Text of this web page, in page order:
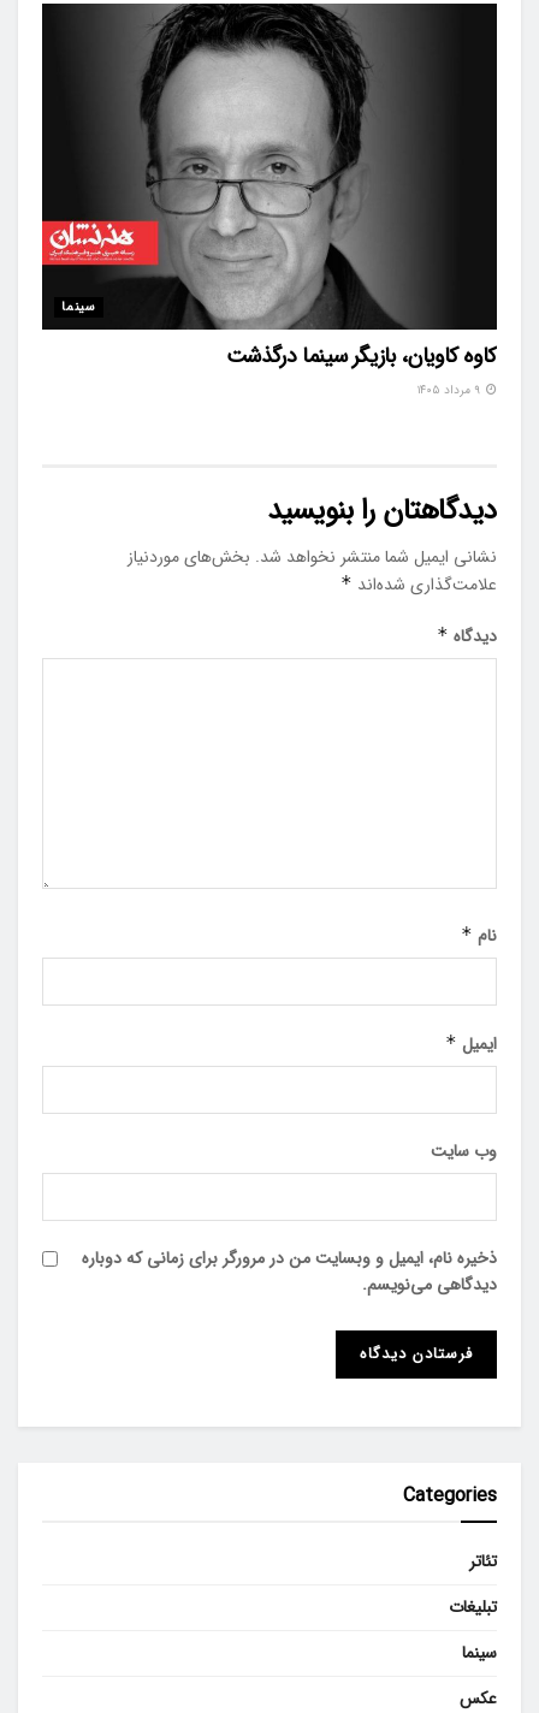
سینما
کاوه کاویان، بازیگر سینما درگذشت
دیدگاهتان را بنویسید
نشانی ایمیل شما منتشر نخواهد شد. بخش‌های موردنیاز
علامت‌گذاری شده‌اند *
دیدگاه *
نام *
ایمیل *
وب‌ سایت
ذخیره نام، ایمیل و وبسایت من در مرورگر برای زمانی که دوباره
دیدگاهی می‌نویسم.
Categories
تئاتر
تبلیغات
سینما
عکس